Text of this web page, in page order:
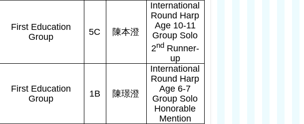
First Education
Group
5C 陳本澄
International
Round Harp
Age 10-11
Group Solo
2ndRunner-
up
First Education
Group
1B 陳璟澄
International
Round Harp
Age 6-7
Group Solo
Honorable
Mention